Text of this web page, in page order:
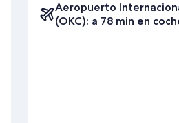
Aeropuerto
(OKC): a 78 min en